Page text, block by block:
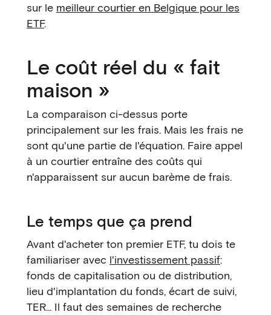
sur le meilleur courtier en Belgique pour les
ETF.
Le coût réel du « fait
maison »
La comparaison ci-dessus porte
principalement sur les frais. Mais les frais ne
sont qu'une partie de l'équation. Faire appel
à un courtier entraîne des coûts qui
n'apparaissent sur aucun barème de frais.
Le temps que ça prend
Avant d'acheter ton premier ETF, tu dois te
familiariser avec l'investissement passif:
fonds de capitalisation ou de distribution,
lieu d'implantation du fonds, écart de suivi,
TER... Il faut des semaines de recherche